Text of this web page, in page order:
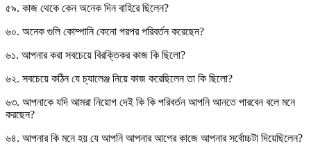
৫৯. কাজ থেকে কেন অনেক দিন বাহিরে ছিলেন?
৬০. অনেক গুলি কোম্পানি কেনো পরপর পরিবর্তন করেছেন?
৬১. আপনার করা সবচেয়ে বিরক্তিকর কাজ কি ছিলো?
৬২. সবচেয়ে কঠিন যে চ্যালেঞ্জ নিয়ে কাজ করেছিলেন তা কি ছিলো?
৬৩. আপনাকে যদি আমরা নিয়োগ দেই কি কি পরিবর্তন আপনি আনতে পারবেন বলে মনে
করছেন?
৬৪. আপনার কি মনে হয় যে আপনি আপনার আগের কাজে আপনার সর্বোচ্চটা দিয়েছিলেন?